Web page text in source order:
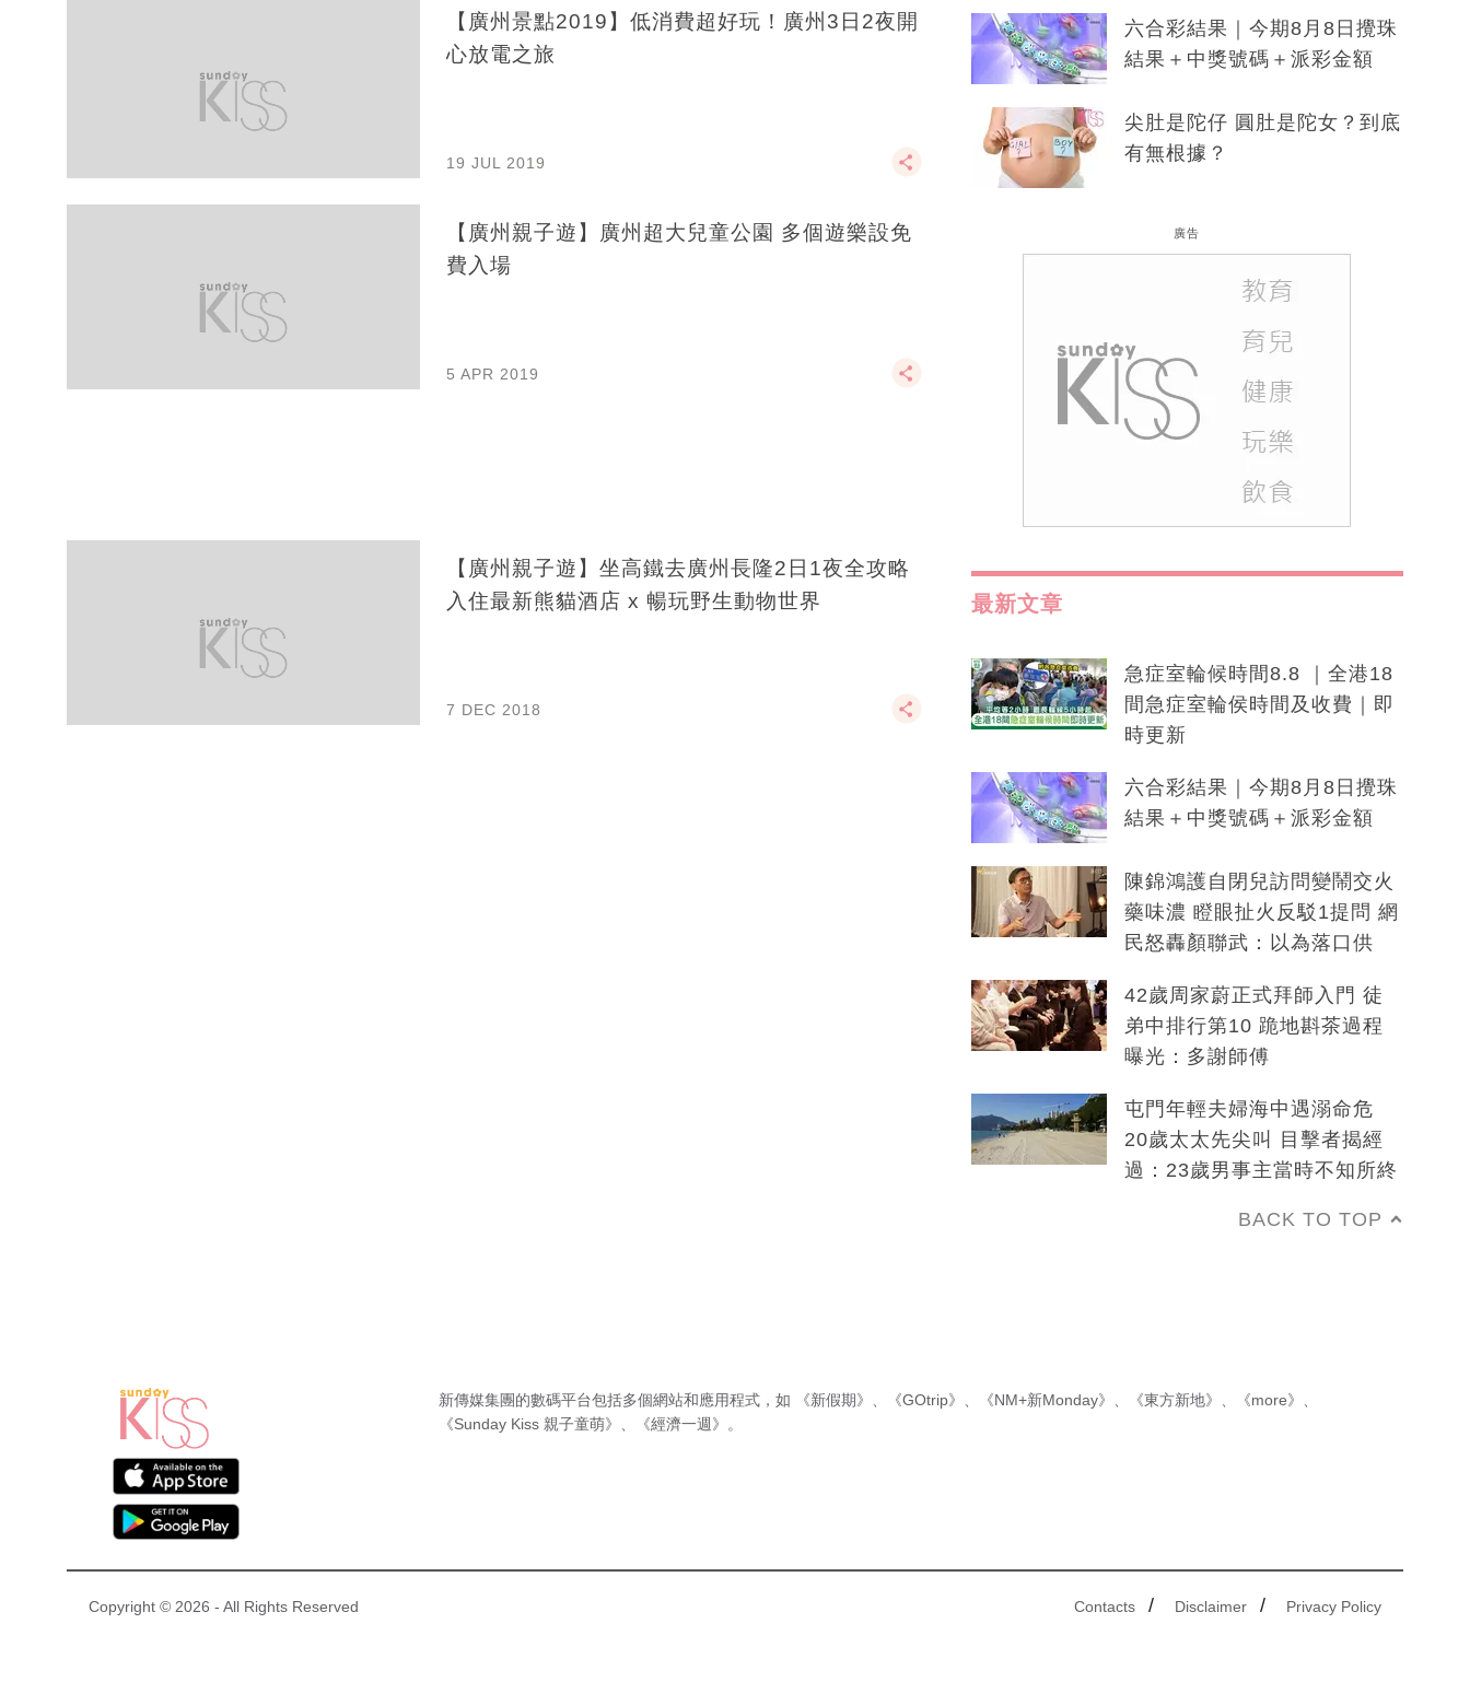
【廣州景點2019】低消費超好玩！廣州3日2夜開
心放電之旅
19 JUL 2019
【廣州親子遊】廣州超大兒童公園 多個遊樂設免
費入場
5 APR 2019
【廣州親子遊】坐高鐵去廣州長隆2日1夜全攻略
入住最新熊貓酒店 x 暢玩野生動物世界
7 DEC 2018
六合彩結果｜今期8月8日攪珠
結果＋中獎號碼＋派彩金額
尖肚是陀仔 圓肚是陀女？到底
有無根據？
廣告
最新文章
急症室輪候時間8.8 ｜全港18
間急症室輪侯時間及收費｜即
時更新
六合彩結果｜今期8月8日攪珠
結果＋中獎號碼＋派彩金額
陳錦鴻護自閉兒訪問變鬧交火
藥味濃 瞪眼扯火反駁1提問 網
民怒轟顏聯武：以為落口供
42歲周家蔚正式拜師入門 徒
弟中排行第10 跪地斟茶過程
曝光：多謝師傅
屯門年輕夫婦海中遇溺命危
20歲太太先尖叫 目擊者揭經
過：23歲男事主當時不知所終
BACK TO TOP
新傳媒集團的數碼平台包括多個網站和應用程式，如 《新假期》 《GOtrip》 《NM+新Monday》 《東方新地》 《more》
《Sunday Kiss 親子童萌》
《經濟一週》 。
Contacts / Disclaimer / Privacy Policy
Copyright © 2026 - All Rights Reserved